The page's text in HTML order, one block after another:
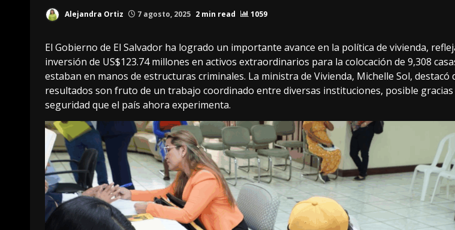
Alejandra Ortiz 7 agosto, 2025 2 min read 1059
El Gobierno de El Salvador ha logrado un importante avance en la política de vivienda,
inversión de US$123.74 millones en activos extraordinarios para la colocación de 9,308
estaban en manos de estructuras criminales. La ministra de Vivienda, Michelle Sol, destacó
resultados son fruto de un trabajo coordinado entre diversas instituciones, posible
seguridad que el país ahora experimenta.